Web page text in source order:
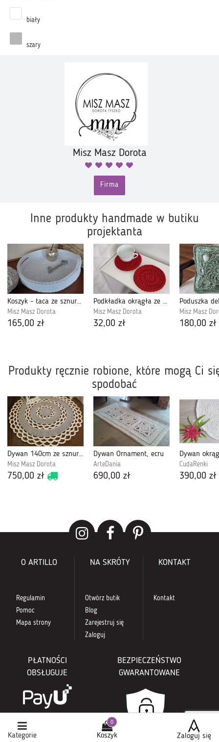
biały
szary
Misz Masz Dorota
Firma
Inne produkty handmade w butiku
projektanta
Koszyk - taca ze sznurka 30cmx6cm
Misz Masz Dorota
165,00 zł
Podkładka okrągła ze sznurka 17cm
Misz Masz Dorota
32,00 zł
Misz Masz
180,00 zł
Produkty ręcznie robione, które mogą Ci
spodobać
Dywan 140cm ze sznurka bawełnianego
Misz Masz Dorota
750,00 zł
Dywan Ornament, ecru
ArteDania
690,00 zł
CudaRenki
390,00 zł
Kategorie Koszyk Zaloguj się
O ARTILLO
Regulamin
Pomoc
Mapa strony
NA SKRÓTY
Otwórz butik
Blog
Zarejestruj się
Zaloguj
KONTAKT
Kontakt
PŁATNOŚCI
OBSŁUGUJE
BEZPIECZEŃSTWO
GWARANTOWANE